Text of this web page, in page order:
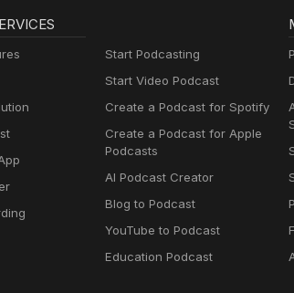
Start Podcasting
Start Video Podcast
Create a Podcast for Spotify
Create a Podcast for Apple
Podcasts
AI Podcast Creator
Blog to Podcast
YouTube to Podcast
Education Podcast